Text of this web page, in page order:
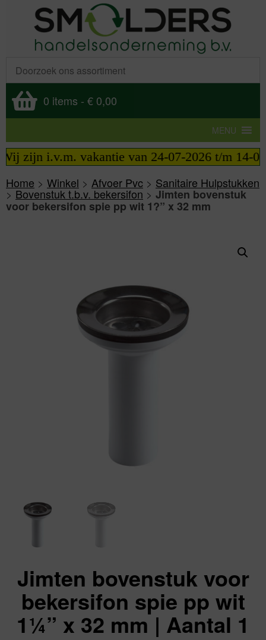
0 items - € 0,00
MENU
i.v.m. vakantie van 24-07-2026 t/m 14-08-
Home > Winkel > Afvoer Pvc > Sanitaire Hulpstukken
>Bovenstuk t.b.v. bekersifon > Jimten bovenstuk
voor bekersifon spie pp wit 1?” x 32 mm
Jimten bovenstuk voor
bekersifon spie pp wit
1¼” x 32 mm | Aantal 1